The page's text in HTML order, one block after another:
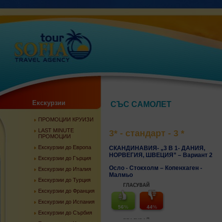
Екскурзии
ПРОМОЦИИ КРУИЗИ
LAST MINUTE
ПРОМОЦИИ
Екскурзии до Европа
Екскурзии до Гърция
Екскурзии до Италия
Екскурзии до Турция
Екскурзии до Франция
Екскурзии до Испания
Екскурзии до Сърбия
СЪС САМОЛЕТ
3* - стандарт - 3 *
СКАНДИНАВИЯ- „3 В 1- ДАНИЯ,
НОРВЕГИЯ, ШВЕЦИЯ” – Вариант 2
Осло - Стокхолм – Копенхаген -
Мaлмьо
56% 44%